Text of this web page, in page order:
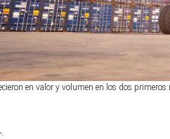
en valor y volumen en los dos